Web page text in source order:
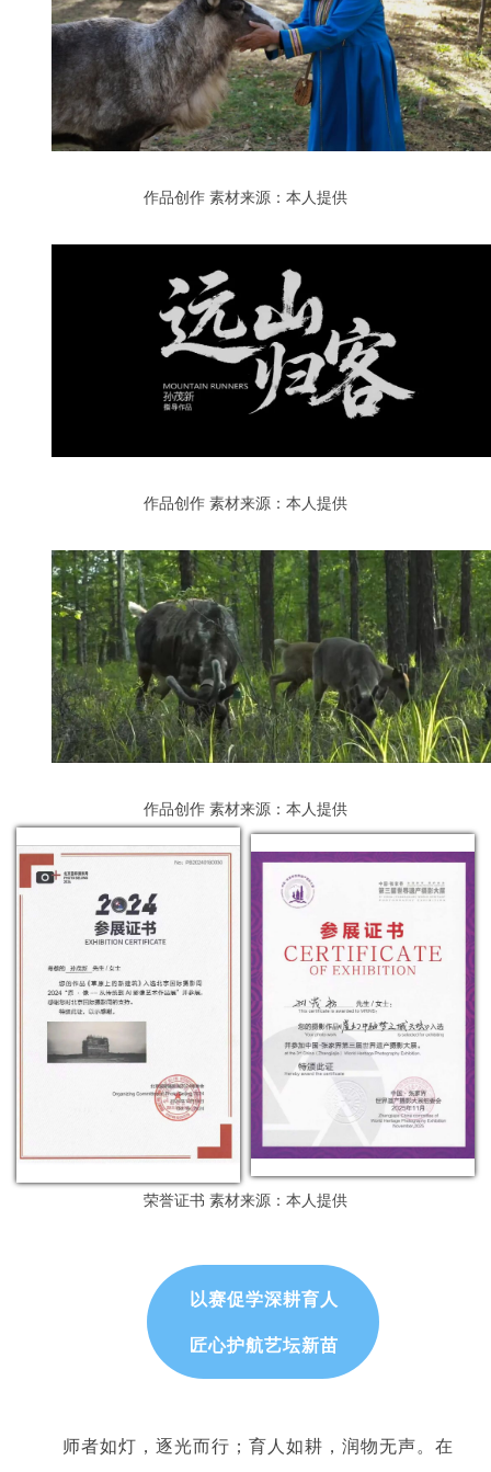
作品创作 素材来源：本人提供
作品创作 素材来源：本人提供
作品创作 素材来源：本人提供
荣誉证书 素材来源：本人提供
以赛促学深耕育人
匠心护航艺坛新苗
师者如灯，逐光而行；育人如耕，润物无声。在